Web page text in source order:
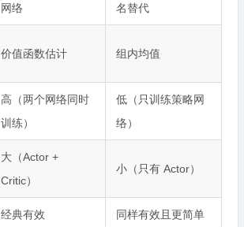
网络
名替代
价值函数估计 组内均值
高（两个网络同时
训练）
低（只训练策略网
络）
大（Actor +
Critic）
小（只有 Actor）
经典有效 同样有效且更简单